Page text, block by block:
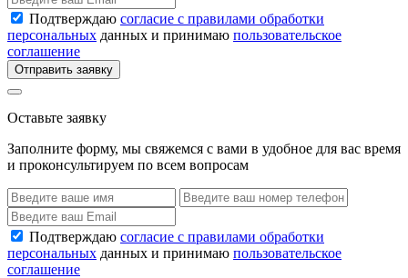
Подтверждаю согласие с правилами обработки
персональных данных и принимаю пользовательское
соглашение
Отправить заявку
Оставьте заявку
Заполните форму, мы свяжемся с вами в удобное для вас время
и проконсультируем по всем вопросам
Подтверждаю согласие с правилами обработки
персональных данных и принимаю пользовательское
соглашение